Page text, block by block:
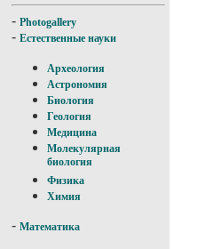
- Photogallery
- Естественные науки
Археология
Астрономия
Биология
Геология
Медицина
Молекулярная
биология
Физика
Химия
- Математика